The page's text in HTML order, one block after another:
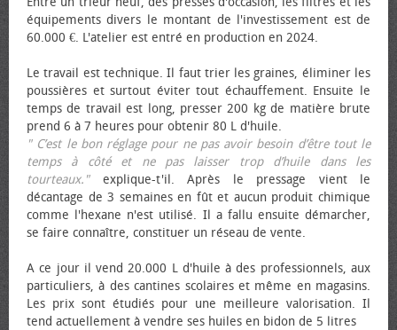
équipements divers le montant de l'investissement est de
60.000 €. L'atelier est entré en production en 2024.
Le travail est technique. Il faut trier les graines, éliminer les
poussières et surtout éviter tout échauffement. Ensuite le
temps de travail est long, presser 200 kg de matière brute
prend 6 à 7 heures pour obtenir 80 L d'huile.
" C’est le bon réglage pour ne pas avoir besoin d’être tout le
temps à côté et ne pas laisser trop d’huile dans les
tourteaux."explique-t'il. Après le pressage vient le
décantage de 3 semaines en fût et aucun produit chimique
comme l'hexane n'est utilisé. Il a fallu ensuite démarcher,
se faire connaître, constituer un réseau de vente.
A ce jour il vend 20.000 L d'huile à des professionnels, aux
particuliers, à des cantines scolaires et même en magasins.
Les prix sont étudiés pour une meilleure valorisation. Il
tend actuellement à vendre ses huiles en bidon de 5 litres